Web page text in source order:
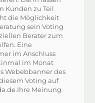
Kunden zu Teil
die Möglichkeit
sein Voting
Berater zum
Eine
im Anschluss
im Monat
Webebbanner des
Voting auf
.Ihre Meinung